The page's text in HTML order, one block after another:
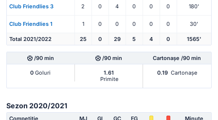
Club Friendlies 3 2 0 4 0 0 0 180'
Club Friendlies 1 1 0 0 0 0 0 30'
Total 2021/2022 25 0 29 5 4 0 1565'
/90 min /90 min Cartonașe /90 min
0 Goluri
1.61
Primite
0.19 Cartonașe
Sezon 2020/2021
Competiție MJ Gl GC FG Minute